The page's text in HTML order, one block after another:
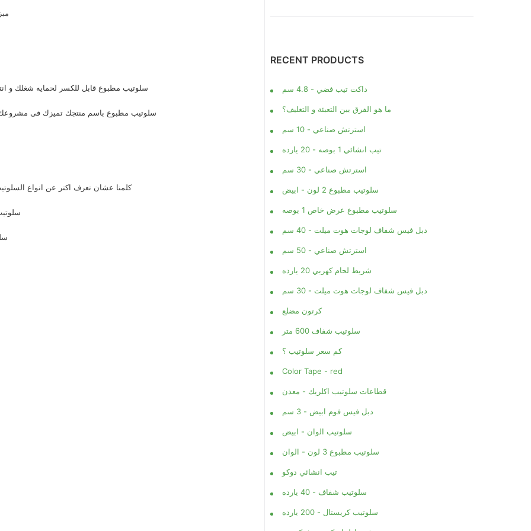
سلوتيب مطبوع قابل للكسر لحمايه شغلك و
سلوتيب مطبوع باسم منتجك تميزك فى مشروعك
كلمنا عشان تعرف اكتر عن انواع
RECENT PRODUCTS
داكت تيب فضي - 4.8 سم
ما هو الفرق بين التعبئة و التغليف؟
استرتش صناعي - 10 سم
تيب انشائي 1 بوصه - 20 يارده
استرتش صناعي - 30 سم
سلوتيب مطبوع 2 لون - ابيض
سلوتيب مطبوع عرض خاص 1 بوصه
دبل فيس شفاف لوجات هوت ميلت - 40 سم
استرتش صناعي - 50 سم
شريط لحام كهربي 20 يارده
دبل فيس شفاف لوجات هوت ميلت - 30 سم
كرتون مضلع
سلوتيب شفاف 600 متر
كم سعر سلوتيب ؟
Color Tape - red
قطاعات سلوتيب اكلريك - معدن
دبل فيس فوم ابيض - 3 سم
سلوتيب الوان - ابيض
سلوتيب مطبوع 3 لون - الوان
تيب انشائي دوكو
سلوتيب شفاف - 40 يارده
سلوتيب كريستال - 200 يارده